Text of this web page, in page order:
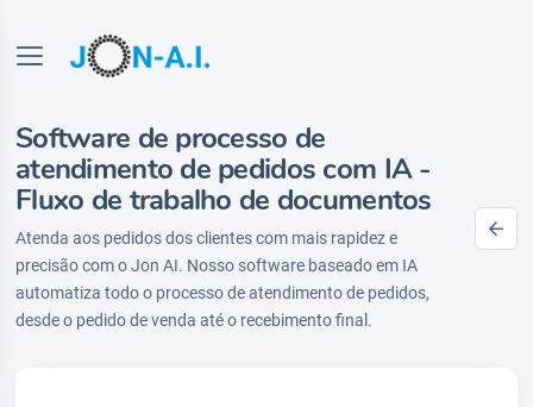
Software de processo de
atendimento de pedidos com IA -
Fluxo de trabalho de documentos
Atenda aos pedidos dos clientes com mais rapidez e
precisão com o Jon AI. Nosso software baseado em IA
automatiza todo o processo de atendimento de pedidos,
desde o pedido de venda até o recebimento final.